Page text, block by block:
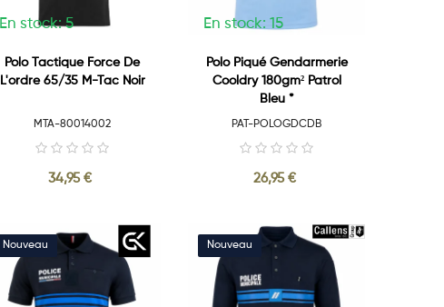
En stock: 5
Polo Tactique Force De
L'ordre 65/35 M-Tac Noir
MTA-80014002
34,95 €
En stock: 15
Polo Piqué Gendarmerie
Cooldry 180gm² Patrol
Bleu *
PAT-POLOGDCDB
26,95 €